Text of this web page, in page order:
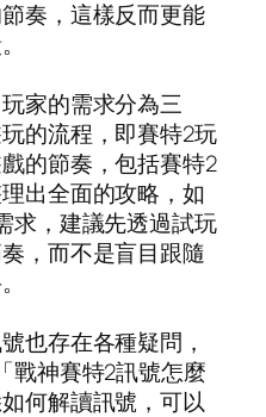
奏，這樣反而更能
家的需求分為三
的流程，即賽特2玩
的節奏，包括賽特2
出全面的攻略，如
求，建議先透過試玩
，而不是盲目跟隨
也存在各種疑問，
戰神賽特2訊號怎麼
何解讀訊號，可以